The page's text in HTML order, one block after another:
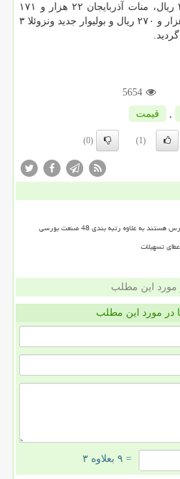
جدید بلاروس ۱۹ هزار و ۲۳۰ ریال، منات آذربایجان ۲۲ هزار و ۱۷۱
ریال، سومونی تاجیكستان ۴ هزار و ۲۷۰ ریال و بولیوار جدید ونزوئلا ۳
5654
, قیمت
(1)
(0)
علاوه رتبه بندی 48 صنعت بورسی
تسهیلات
مورد این مطلب
در مورد این مطلب
= ۹ بعلاوه ۳